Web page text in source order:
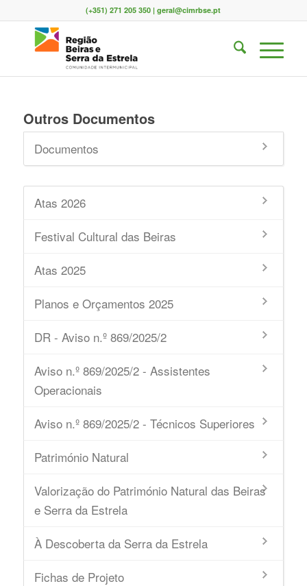
(+351) 271 205 350 | geral@cimrbse.pt
Outros Documentos
Documentos
Atas 2026
Festival Cultural das Beiras
Atas 2025
Planos e Orçamentos 2025
DR - Aviso n.º 869/2025/2
Aviso n.º 869/2025/2 - Assistentes
Operacionais
Aviso n.º 869/2025/2 - Técnicos Superiores
Património Natural
Valorização do Património Natural das Beiras
e Serra da Estrela
À Descoberta da Serra da Estrela
Fichas de Projeto